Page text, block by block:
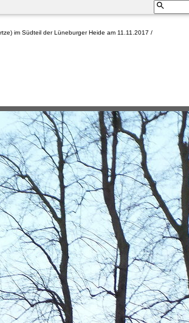
im Südteil der Lüneburger Heide am 11.11.2017 /